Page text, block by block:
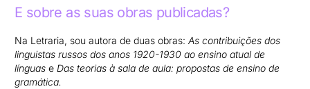
E sobre as suas obras publicadas?
Na Letraria, sou autora de duas obras: As contribuições dos
linguistas russos dos anos 1920-1930 ao ensino atual de
línguas e Das teorias à sala de aula: propostas de ensino de
gramática.